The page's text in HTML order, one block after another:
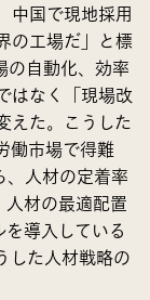
中国で現地採用
の工場だ」と標
の自動化、効率
はなく「現場改
えた。こうした
働市場で得難
、人材の定着率
人材の最適配置
導入している
した人材戦略の